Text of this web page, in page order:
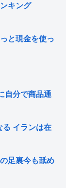
キング
と現金を使っ
自分で商品通
る イランは在
足裏今も舐め